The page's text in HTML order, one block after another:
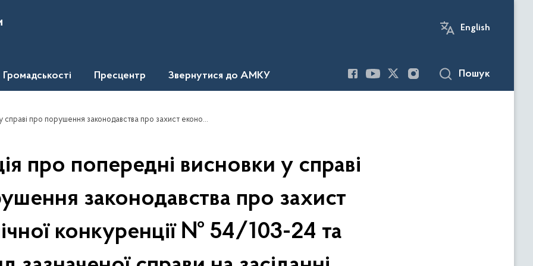
English
Громадськості Пресцентр Звернутися до АМКУ Пошук
конкуренції № 54/103-24 та розгляд зазначеної справи на засіданні Тимчасової адміністративної колегії Антимонопольного комітету України
про попередні висновки у справі
законодавства про захист
конкуренції № 54/103-24 та